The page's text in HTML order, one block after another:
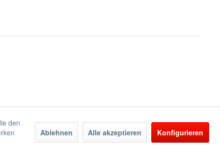
den
Ablehnen Alle akzeptieren Konfigurieren